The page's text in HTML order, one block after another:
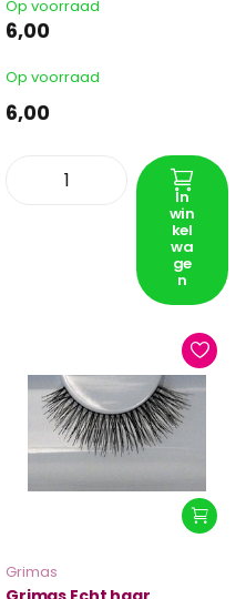
Op voorraad
6,00
Op voorraad
6,00
In
win
kel
wa
ge
n
Grimas